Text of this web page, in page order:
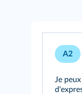
A2
Je